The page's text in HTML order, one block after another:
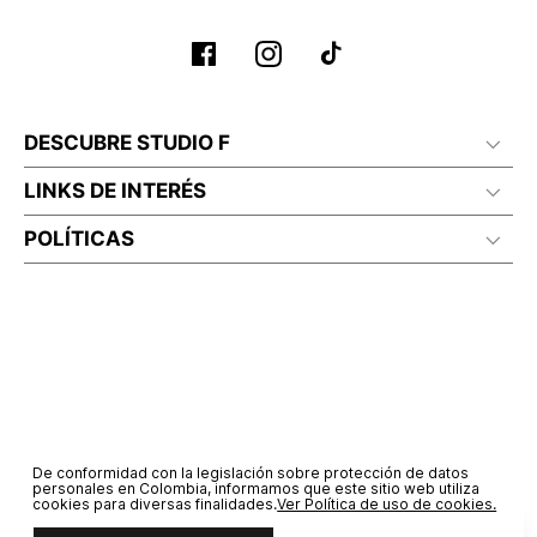
DESCUBRE STUDIO F
LINKS DE INTERÉS
POLÍTICAS
De conformidad con la legislación sobre protección de datos
personales en Colombia, informamos que este sitio web utiliza
cookies para diversas finalidades.Ver Política de uso de cookies.